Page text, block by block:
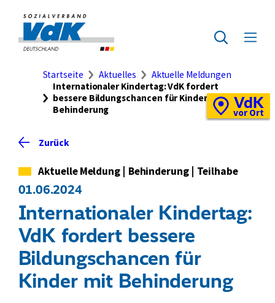
Seiteninhalt
springen
Zur
Startseite
des
Zur
Suche
Menü
Schnellzugriff
Standortkarte
VdK
vor Ort
Brotkrumennavigation
Startseite Aktuelles
Aktuelle Meldungen
Internationaler Kindertag: VdK fordert
bessere Bildungschancen für Kinder mit
Behinderung
Zurück
Kategorie
Aktuelle Meldung Behinderung Teilhabe
01.06.2024
Internationaler Kindertag:
VdK fordert bessere
Bildungschancen für
Kinder mit Behinderung